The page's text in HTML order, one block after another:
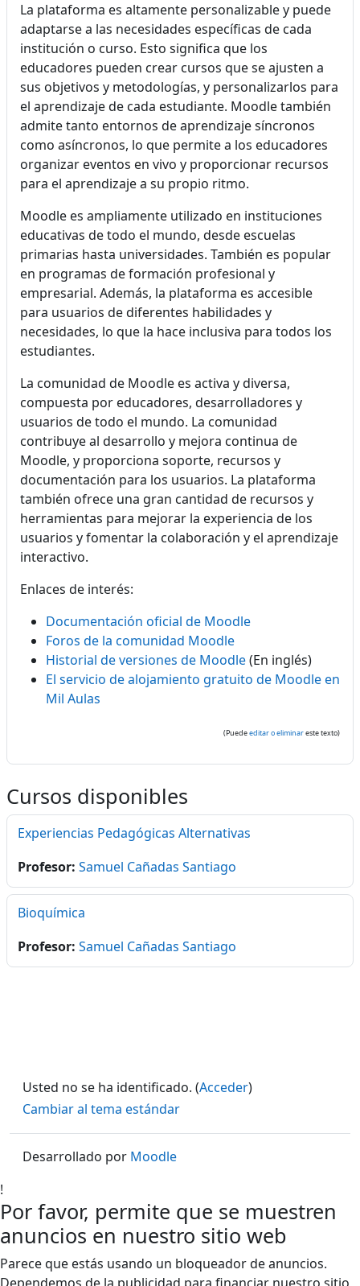
La plataforma es altamente personalizable y puede
adaptarse a las necesidades específicas de cada
institución o curso. Esto significa que los
educadores pueden crear cursos que se ajusten a
sus objetivos y metodologías, y personalizarlos para
el aprendizaje de cada estudiante. Moodle también
admite tanto entornos de aprendizaje síncronos
como asíncronos, lo que permite a los educadores
organizar eventos en vivo y proporcionar recursos
para el aprendizaje a su propio ritmo.
Moodle es ampliamente utilizado en instituciones
educativas de todo el mundo, desde escuelas
primarias hasta universidades. También es popular
en programas de formación profesional y
empresarial. Además, la plataforma es accesible
para usuarios de diferentes habilidades y
necesidades, lo que la hace inclusiva para todos los
estudiantes.
La comunidad de Moodle es activa y diversa,
compuesta por educadores, desarrolladores y
usuarios de todo el mundo. La comunidad
contribuye al desarrollo y mejora continua de
Moodle, y proporciona soporte, recursos y
documentación para los usuarios. La plataforma
también ofrece una gran cantidad de recursos y
herramientas para mejorar la experiencia de los
usuarios y fomentar la colaboración y el aprendizaje
interactivo.
Enlaces de interés:
Documentación oficial de Moodle
Foros de la comunidad Moodle
Historial de versiones de Moodle(En inglés)
El servicio de alojamiento gratuito de Moodle en
Mil Aulas
(Puedeeditar o eliminareste texto)
Cursos disponibles
Experiencias Pedagógicas Alternativas
Profesor: Samuel Cañadas Santiago
Bioquímica
Profesor: Samuel Cañadas Santiago
Usted no se ha identificado. (Acceder)
Cambiar al tema estándar
Desarrollado por Moodle
!
Por favor, permite que se muestren
anuncios en nuestro sitio web
Parece que estás usando un bloqueador de anuncios.